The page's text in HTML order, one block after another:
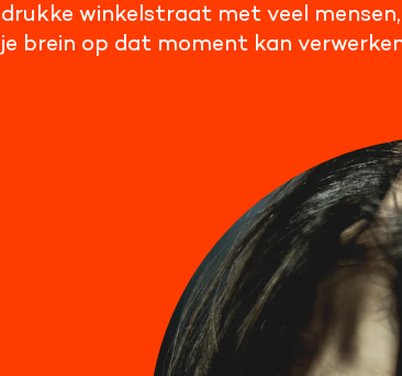
drukke winkelstraat met veel
je brein op dat moment kan